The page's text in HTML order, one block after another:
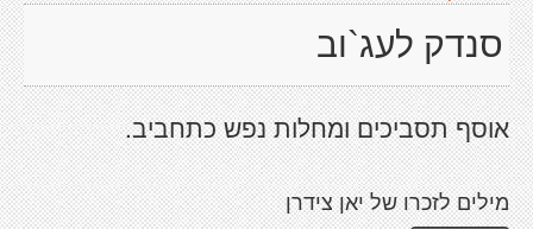
סנדק לעג`וב
אוסף תסביכים ומחלות נפש כתחביב.
מילים לזכרו של יאן צידרן